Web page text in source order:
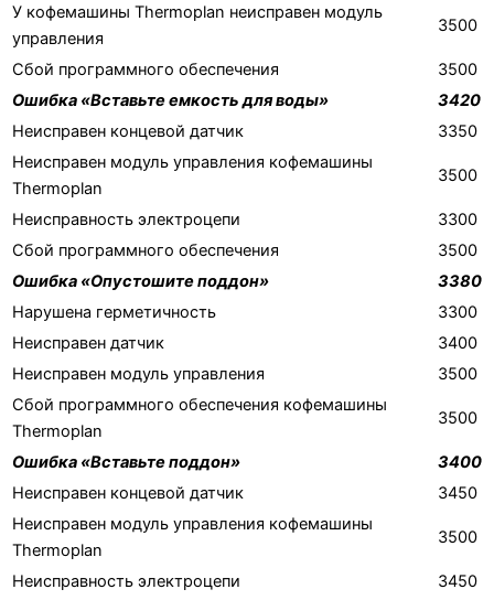
У кофемашины Thermoplan неисправен модуль
управления
3500
Сбой программного обеспечения
3500
Ошибка «Вставьте емкость для воды»
3420
Неисправен концевой датчик
3350
Неисправен модуль управления кофемашины
Thermoplan
3500
Неисправность электроцепи
3300
Сбой программного обеспечения
3500
Ошибка «Опустошите поддон»
3380
Нарушена герметичность
3300
Неисправен датчик
3400
Неисправен модуль управления
3500
Сбой программного обеспечения кофемашины
Thermoplan
3500
Ошибка «Вставьте поддон»
3400
Неисправен концевой датчик
3450
Неисправен модуль управления кофемашины
Thermoplan
3500
Неисправность электроцепи
3450